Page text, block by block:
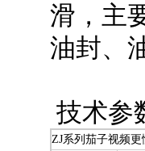
滑，主
油封
技术参
ZJ系列茄子视频